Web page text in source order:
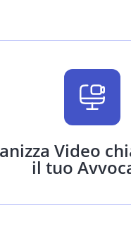
Video
il tuo